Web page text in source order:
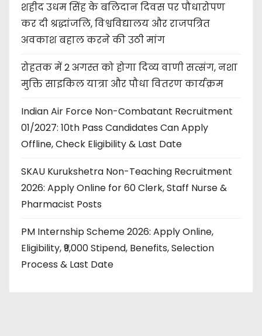
शहीद उधम सिंह के बलिदान दिवस पर पौधारोपण
कर दी श्रद्धांजलि, विश्वविद्यालय और राजपत्रित
अवकाश बहाल करने की उठी मांग
रोहतक में 2 अगस्त को होगा दिव्य वाणी सत्संग, नशा
मुक्ति साइकिल यात्रा और पौधा वितरण कार्यक्रम
Indian Air Force Non-Combatant Recruitment
01/2027: 10th Pass Candidates Can Apply
Offline, Check Eligibility & Last Date
SKAU Kurukshetra Non-Teaching Recruitment
2026: Apply Online for 60 Clerk, Staff Nurse &
Pharmacist Posts
PM Internship Scheme 2026: Apply Online,
Eligibility, ₹9,000 Stipend, Benefits, Selection
Process & Last Date